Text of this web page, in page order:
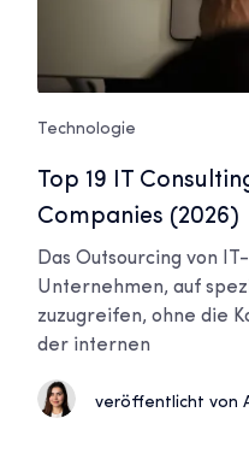
Technologie
Top 19 IT
Companies (2026)
Das Outsourcing von
Unternehmen, auf
zuzugreifen, ohne die
der internen
veröffentlicht von